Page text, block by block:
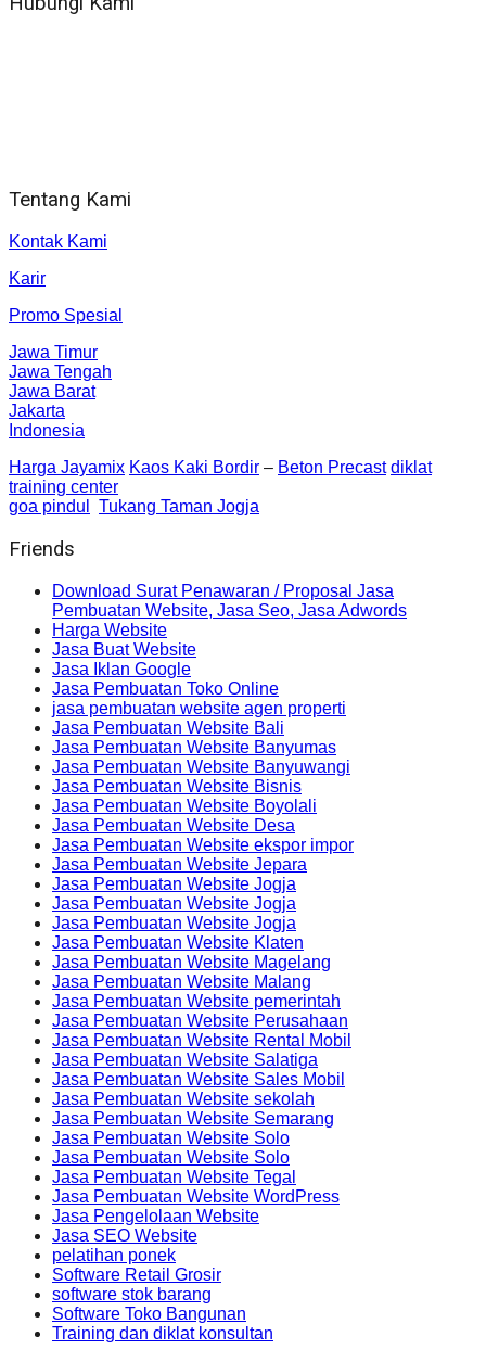
Tentang Kami
Kontak Kami
Karir
Promo Spesial
Jawa Timur
Jawa Tengah
Jawa Barat
Jakarta
Indonesia
Harga Jayamix Kaos Kaki Bordir – Beton Precast diklat
training center
goa pindul
Tukang Taman Jogja
Friends
Download Surat Penawaran / Proposal Jasa
Pembuatan Website, Jasa Seo, Jasa Adwords
Harga Website
Jasa Buat Website
Jasa Iklan Google
Jasa Pembuatan Toko Online
jasa pembuatan website agen properti
Jasa Pembuatan Website Bali
Jasa Pembuatan Website Banyumas
Jasa Pembuatan Website Banyuwangi
Jasa Pembuatan Website Bisnis
Jasa Pembuatan Website Boyolali
Jasa Pembuatan Website Desa
Jasa Pembuatan Website ekspor impor
Jasa Pembuatan Website Jepara
Jasa Pembuatan Website Jogja
Jasa Pembuatan Website Jogja
Jasa Pembuatan Website Jogja
Jasa Pembuatan Website Klaten
Jasa Pembuatan Website Magelang
Jasa Pembuatan Website Malang
Jasa Pembuatan Website pemerintah
Jasa Pembuatan Website Perusahaan
Jasa Pembuatan Website Rental Mobil
Jasa Pembuatan Website Salatiga
Jasa Pembuatan Website Sales Mobil
Jasa Pembuatan Website sekolah
Jasa Pembuatan Website Semarang
Jasa Pembuatan Website Solo
Jasa Pembuatan Website Solo
Jasa Pembuatan Website Tegal
Jasa Pembuatan Website WordPress
Jasa Pengelolaan Website
Jasa SEO Website
pelatihan ponek
Software Retail Grosir
software stok barang
Software Toko Bangunan
Training dan diklat konsultan